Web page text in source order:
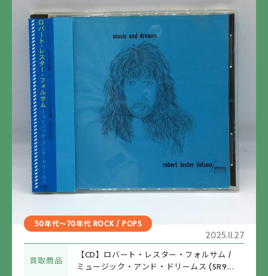
50年代～70年代 ROCK / POPS
2025.11.27
買取商品
【CD】ロバート・レスター・フォルサム /
ミュージック・アンド・ドリームス (SR96